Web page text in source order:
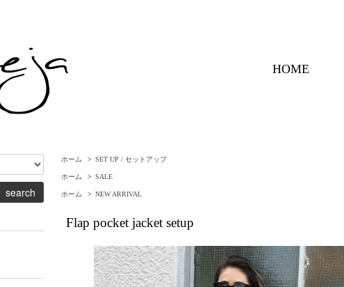
HOME
ホーム > SET UP / セットアップ
ホーム > SALE
ホーム > NEW ARRIVAL
Flap pocket jacket setup